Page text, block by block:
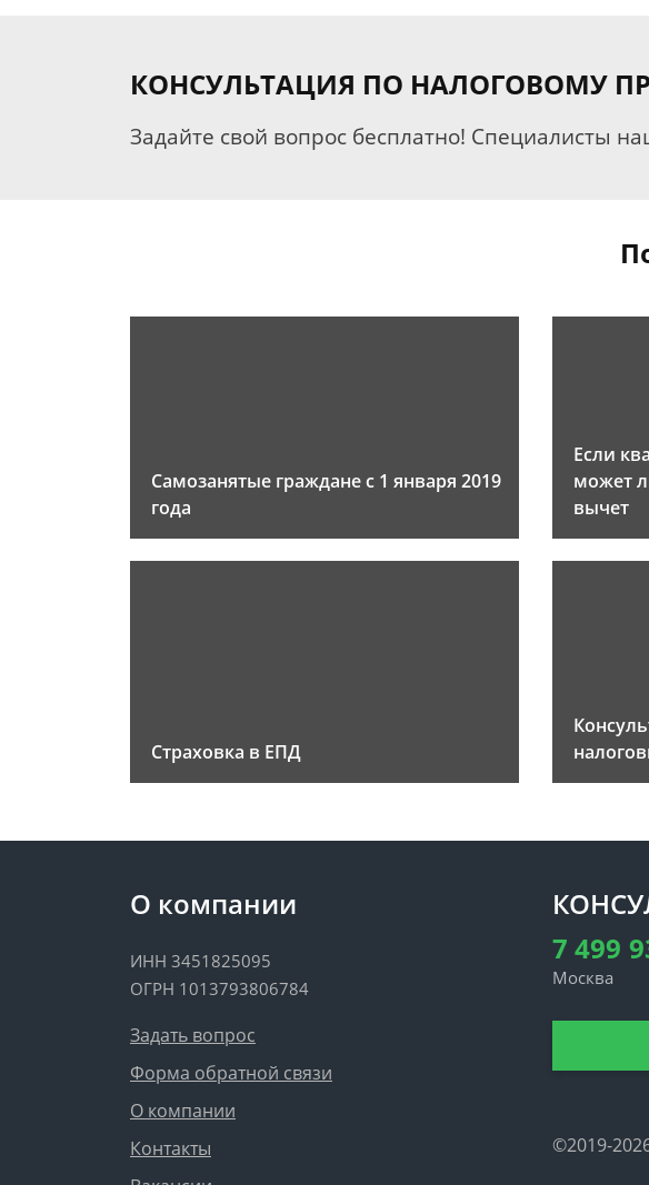
КОНСУЛЬТАЦИЯ ПО НАЛОГОВОМУ
Задайте свой вопрос бесплатно! Специалисты
Самозанятые граждане с 1 января 2019
года
Если
может
вычет
Страховка в ЕПД
О компании
ИНН 3451825095
ОГРН 1013793806784
Задать вопрос
Форма обратной связи
О компании
Контакты
7 499
Москва
©2019-